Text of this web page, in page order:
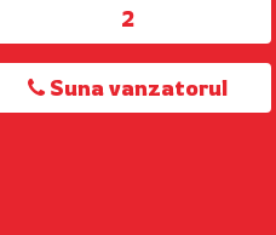
2
Suna vanzatorul